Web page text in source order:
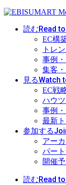
読むRead
EC構
トレ
事例
集客
見るWatch
EC戦
ハウ
事例
最新
参加する
アー
パー
開催
読むRead